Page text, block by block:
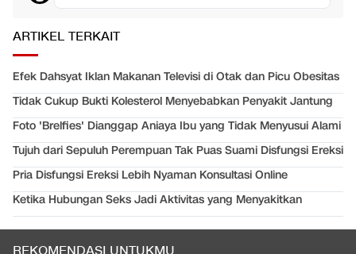
ARTIKEL TERKAIT
Efek Dahsyat Iklan Makanan Televisi di Otak dan Picu Obesitas
Tidak Cukup Bukti Kolesterol Menyebabkan Penyakit Jantung
Foto 'Brelfies' Dianggap Aniaya Ibu yang Tidak Menyusui Alami
Tujuh dari Sepuluh Perempuan Tak Puas Suami Disfungsi Ereksi
Pria Disfungsi Ereksi Lebih Nyaman Konsultasi Online
Ketika Hubungan Seks Jadi Aktivitas yang Menyakitkan